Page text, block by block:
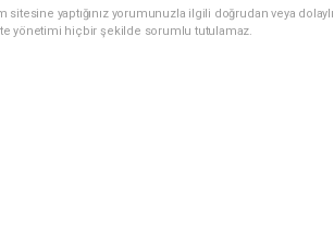
yaptığınız yorumunuzla ilgili doğrudan veya dolaylı
yönetimi hiçbir şekilde sorumlu tutulamaz.